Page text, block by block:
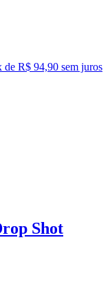
de R$ 94,90 sem juros
Shot